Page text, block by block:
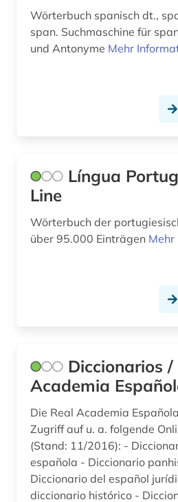
Wörterbuch spanisch dt., spanisch engl., franz.
span. Suchmaschine für
und Antonyme Mehr
Língua
Line
Wörterbuch der
über 95.000 Einträgen Mehr
Diccionarios /
Academia
Die Real Academia
Zugriff auf u. a. folgende
(Stand: 11/2016): -
española - Diccionario
Diccionario del español
diccionario histórico -